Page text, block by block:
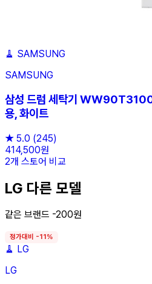
🧹 SAMSUNG
SAMSUNG
삼성 드럼 세탁기
용, 화이트
★ 5.0 (245)
414,500원
2개 스토어 비교
LG 다른 모델
같은 브랜드 -200원
정가대비 -11%
🧹 LG
LG